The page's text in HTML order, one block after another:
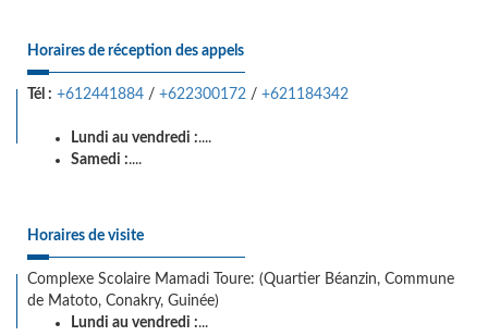
Horaires de réception des appels
Tél : +612441884 / +622300172 / +621184342
Lundi au vendredi :....
Samedi :....
Horaires de visite
Complexe Scolaire Mamadi Toure: (Quartier Béanzin, Commune
de Matoto, Conakry, Guinée)
Lundi au vendredi :...